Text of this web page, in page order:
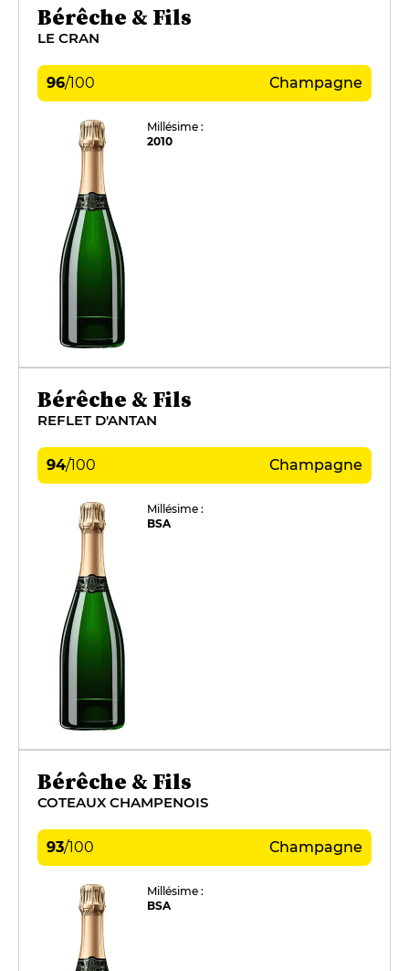
Bérêche & Fils
LE CRAN
96/100 Champagne
Millésime :
2010
Bérêche & Fils
REFLET D'ANTAN
94/100 Champagne
Millésime :
BSA
Bérêche & Fils
COTEAUX CHAMPENOIS
93/100 Champagne
Millésime :
BSA